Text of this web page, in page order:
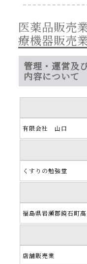
医薬品販売
療機器販売
管理・運営及
内容について
有限会社 山口
くすりの勉強堂
福島県岩瀬郡鏡石町
店舗販売業